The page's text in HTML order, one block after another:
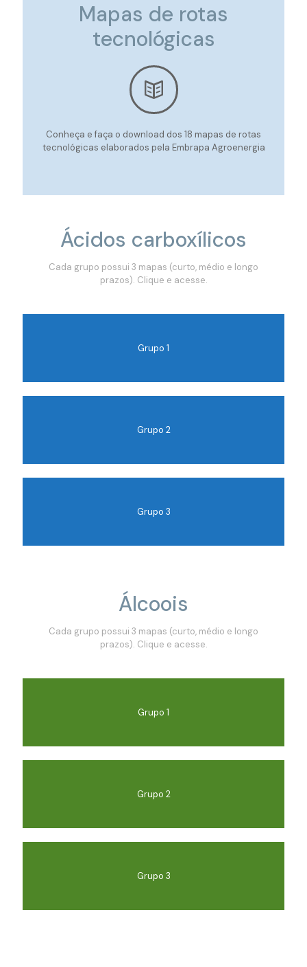
Mapas de rotas
tecnológicas
Conheça e faça o download dos 18 mapas de rotas
tecnológicas elaborados pela Embrapa Agroenergia
Ácidos carboxílicos
Cada grupo possui 3 mapas (curto, médio e longo
prazos). Clique e acesse.
Grupo 1
Grupo 2
Grupo 3
Álcoois
Cada grupo possui 3 mapas (curto, médio e longo
prazos). Clique e acesse.
Grupo 1
Grupo 2
Grupo 3